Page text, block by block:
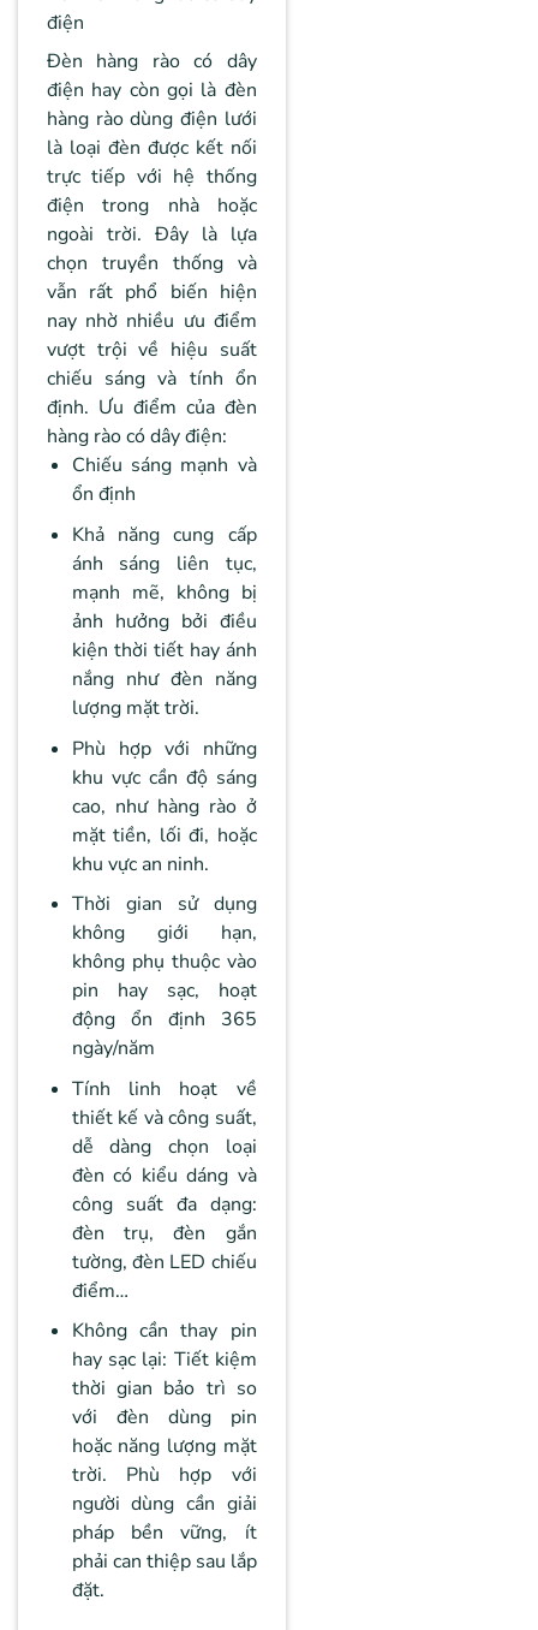
điện
Đèn hàng rào có dây
điện hay còn gọi là đèn
hàng rào dùng điện lưới
là loại đèn được kết nối
trực tiếp với hệ thống
điện trong nhà hoặc
ngoài trời. Đây là lựa
chọn truyền thống và
vẫn rất phổ biến hiện
nay nhờ nhiều ưu điểm
vượt trội về hiệu suất
chiếu sáng và tính ổn
định. Ưu điểm của đèn
hàng rào có dây điện:
Chiếu sáng mạnh và
ổn định
Khả năng cung cấp
ánh sáng liên tục,
mạnh mẽ, không bị
ảnh hưởng bởi điều
kiện thời tiết hay ánh
nắng như đèn năng
lượng mặt trời.
Phù hợp với những
khu vực cần độ sáng
cao, như hàng rào ở
mặt tiền, lối đi, hoặc
khu vực an ninh.
Thời gian sử dụng
không giới hạn,
không phụ thuộc vào
pin hay sạc, hoạt
động ổn định 365
ngày/năm
Tính linh hoạt về
thiết kế và công suất,
dễ dàng chọn loại
đèn có kiểu dáng và
công suất đa dạng:
đèn trụ, đèn gắn
tường, đèn LED chiếu
điểm…
Không cần thay pin
hay sạc lại: Tiết kiệm
thời gian bảo trì so
với đèn dùng pin
hoặc năng lượng mặt
trời. Phù hợp với
người dùng cần giải
pháp bền vững, ít
phải can thiệp sau lắp
đặt.